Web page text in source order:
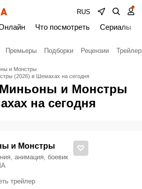
RUS
Что посмотреть Сериалы
Премьеры Подборки Рецензии
и Монстры
(2026) в Шемахах на сегодня
Миньоны и Монстры
на сегодня
и Монстры
анимация, боевик
трейлер